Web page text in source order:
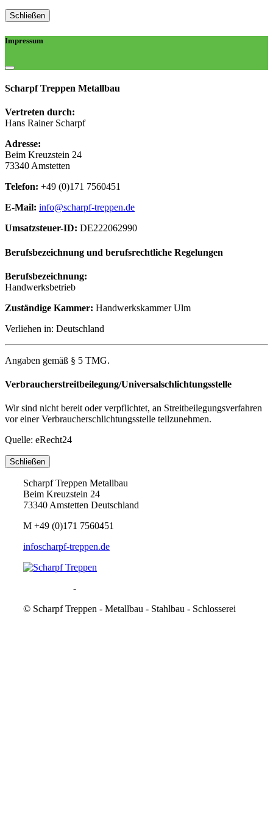
Schließen
Impressum
Scharpf Treppen Metallbau
Vertreten durch:
Hans Rainer Scharpf
Adresse:
Beim Kreuzstein 24
73340 Amstetten
Telefon: +49 (0)171 7560451
E-Mail: info@scharpf-treppen.de
Umsatzsteuer-ID: DE222062990
Berufsbezeichnung und berufsrechtliche Regelungen
Berufsbezeichnung:
Handwerksbetrieb
Zuständige Kammer: Handwerkskammer Ulm
Verliehen in: Deutschland
Angaben gemäß § 5 TMG.
Verbraucherstreitbeilegung/Universalschlichtungsstelle
Wir sind nicht bereit oder verpflichtet, an Streitbeilegungsverfahren
vor einer Verbraucherschlichtungsstelle teilzunehmen.
Quelle: eRecht24
Schließen
Scharpf Treppen Metallbau
Beim Kreuzstein 24
73340 Amstetten Deutschland
M +49 (0)171 7560451
infoscharpf-treppen.de
-
© Scharpf Treppen - Metallbau - Stahlbau - Schlosserei